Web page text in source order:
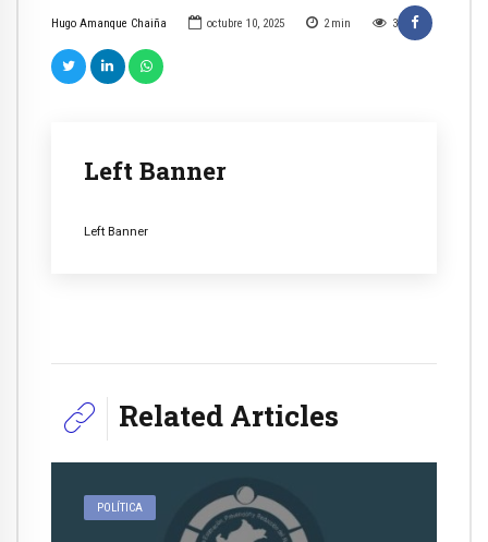
Hugo Amanque Chaiña octubre 10, 2025 2 min 3
Left Banner
Left Banner
Related Articles
POLÍTICA